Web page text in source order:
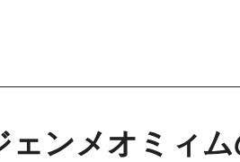
ンメオミィム